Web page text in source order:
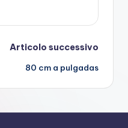
Articolo successivo
80 cm a pulgadas